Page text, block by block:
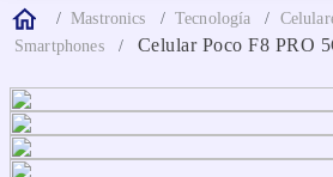
Mastronics Tecnología
Smartphones
Celular Poco F8 PRO